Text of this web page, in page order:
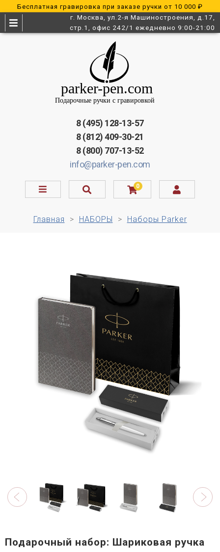
Бесплатная гравировка при заказе ручки от 10 000 ₽
г. Москва, ул.2-я Машиностроения, д.17,
стр.1, офис 242/1 ежедневно 9:00-21:00
8 (495) 128-13-57
8 (812) 409-30-21
8 (800) 707-13-52
info@parker-pen.com
0
Главная НАБОРЫ Наборы Parker
Подарочный набор: Шариковая ручка